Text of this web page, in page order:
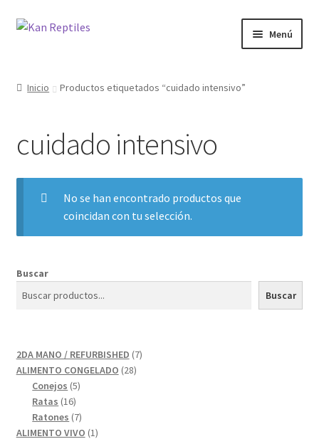
Ir
Ir
Menú
Blog
Inicio Productos etiquetados “cuidado intensivo”
cuidado intensivo
No se han encontrado productos que
coincidan con tu selección.
Buscar
Buscar
2DA MANO / REFURBISHED 77
ALIMENTO CONGELADO 2828
Conejos 55
Ratas 1616
productos
Ratones 77
productos
ALIMENTO VIVO 11